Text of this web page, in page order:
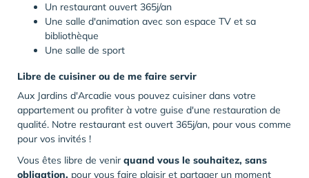
Un restaurant ouvert 365j/an
Une salle d'animation avec son espace TV et sa
bibliothèque
Une salle de sport
Libre de cuisiner ou de me faire servir
Aux Jardins d'Arcadie vous pouvez cuisiner dans votre
appartement ou profiter à votre guise d'une restauration de
qualité. Notre restaurant est ouvert 365j/an, pour vous comme
pour vos invités !
Vous êtes libre de venir quand vous le souhaitez, sans
obligation, pour vous faire plaisir et partager un moment